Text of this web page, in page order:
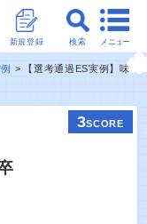
メニュー
検索
新規登録
【選考通過ES実例】味
3SCORE